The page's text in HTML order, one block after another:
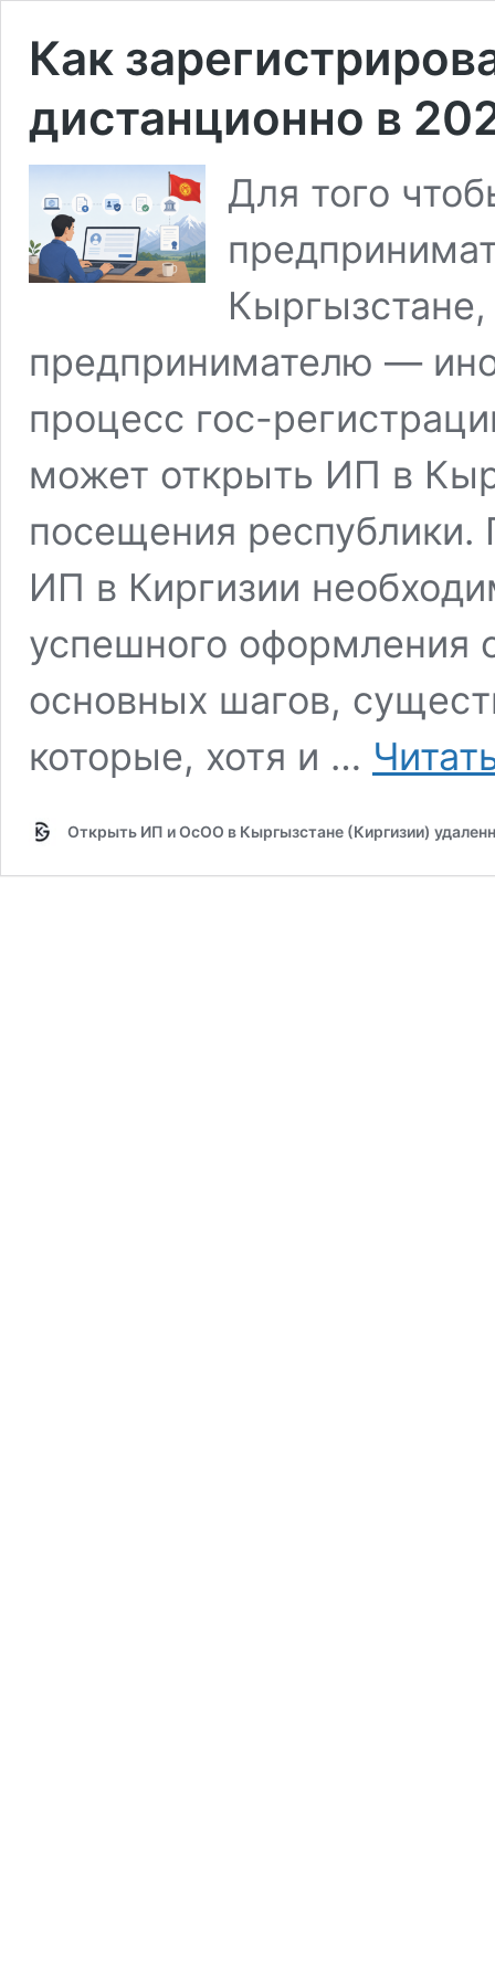
Как
дистанционно в
Для того
предпринимателю —
процесс гос-
может открыть ИП в
посещения
ИП в Киргизии
успешного оформления
основных шагов,
которые, хотя и …
Открыть ИП и ОсОО в Кыргызстане (Киргизии)